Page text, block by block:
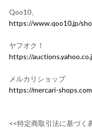
Qoo10、
https://www.qoo10.jp/
ヤフオク！
https://
メルカリショップ
https://mercari-
<<特定商取引法に基づく